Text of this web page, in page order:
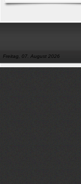
Freitag, 07. August 2026